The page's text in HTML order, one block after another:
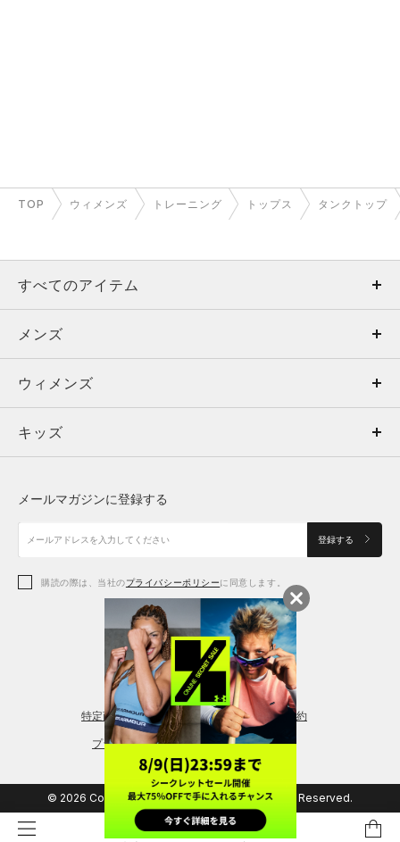
TOP ウィメンズ トレーニング トップス タンクトップ
すべてのアイテム
メンズ
ウィメンズ
キッズ
アクセサリー
メンズ
トップス
ボトムス
アクセサリー
ウィメンズ
トップス
シューズ
アクセサリー
レギンス＆タイツ
キッズ
シューズ
メールマガジンに登録する
登録する
購読の際は、当社のプライバシーポリシーに同意します。
特定商取引法に基づく通販の表記 会員規約
プライバシーポリシー
© 2026 Copyright DOME Corporation. All Rights Reserved.